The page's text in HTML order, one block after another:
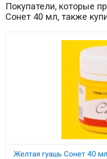
Покупатели, которые
Сонет 40 мл, также
Желтая гуашь Сонет 40 мл